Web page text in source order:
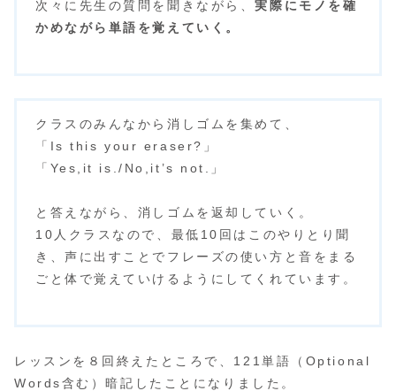
次々に先生の質問を聞きながら、実際にモノを確
かめながら単語を覚えていく。
クラスのみんなから消しゴムを集めて、
「Is this your eraser?」
「Yes,it is./No,it’s not.」
と答えながら、消しゴムを返却していく。
10人クラスなので、最低10回はこのやりとり聞
き、声に出すことでフレーズの使い方と音をまる
ごと体で覚えていけるようにしてくれています。
レッスンを８回終えたところで、121単語（Optional
Words含む）暗記したことになりました。